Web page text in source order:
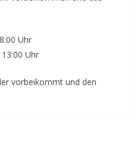
Uhr
Uhr
vorbeikommt und den